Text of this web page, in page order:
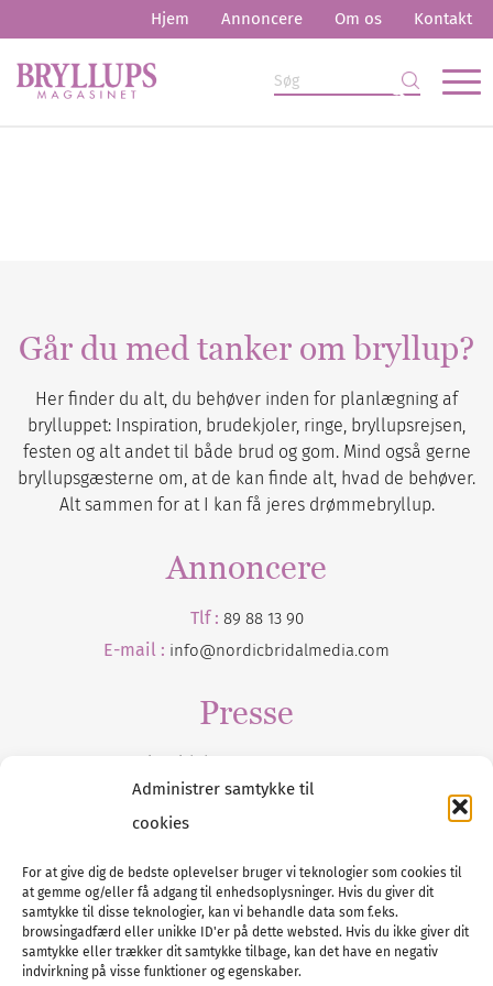
Administrer samtykke til
cookies
For at give dig de bedste oplevelser bruger vi teknologier som cookies til
at gemme og/eller få adgang til enhedsoplysninger. Hvis du giver dit
samtykke til disse teknologier, kan vi behandle data som f.eks.
browsingadfærd eller unikke ID'er på dette websted. Hvis du ikke giver dit
samtykke eller trækker dit samtykke tilbage, kan det have en negativ
indvirkning på visse funktioner og egenskaber.
Hjem Annoncere Om os Kontakt
Går du med tanker om bryllup?
Her finder du alt, du behøver inden for planlægning af
brylluppet: Inspiration, brudekjoler, ringe, bryllupsrejsen,
festen og alt andet til både brud og gom. Mind også gerne
bryllupsgæsterne om, at de kan finde alt, hvad de behøver.
Alt sammen for at I kan få jeres drømmebryllup.
Annoncere
Tlf : 89 88 13 90
E-mail : info@nordicbridalmedia.com
Presse
Tilmeld dig vores
Tel :89 88 13 90
E-post:info@nordicbridalmedia.com
Nordic Bridal Media